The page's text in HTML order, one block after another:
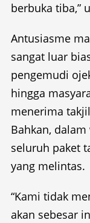
berbuka tiba,”
Antusiasme
sangat luar
pengemudi
hingga
menerima
Bahkan,
seluruh paket
yang melintas.
“Kami tidak
akan sebesar